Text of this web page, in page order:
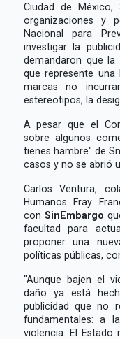
Ciudad de México,
organizaciones y
Nacional para
investigar la
demandaron que
que represente
marcas no
estereotipos, la
A pesar que el
sobre algunos
tienes hambre" de
casos y no se abrió
Carlos Ventura,
Humanos Fray
con SinEmbargo
facultad para
proponer una
políticas públicas,
"Aunque bajen el
daño ya está
publicidad que no
fundamentales: a
violencia. El